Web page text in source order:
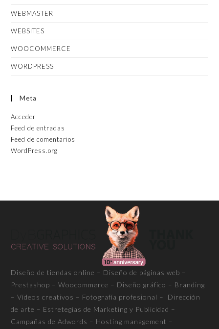
WEBMASTER
WEBSITES
WOOCOMMERCE
WORDPRESS
Meta
Acceder
Feed de entradas
Feed de comentarios
WordPress.org
Diseño de tiendas online – Diseño de páginas web –
Prestashop – Woocommerce – Diseño gráfico – Branding
– Vídeos creativos – Fotografía profesional – Dirección
de arte – Estretegias de Marketing y Publicidad –
Campañas de Adwords – Hosting management –